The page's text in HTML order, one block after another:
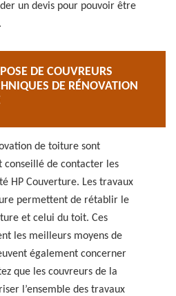
un devis pour pouvoir être
DE COUVREURS
DE RÉNOVATION
de toiture sont
conseillé de contacter les
HP Couverture. Les travaux
permettent de rétablir le
et celui du toit. Ces
les meilleurs moyens de
également concerner
que les couvreurs de la
l’ensemble des travaux